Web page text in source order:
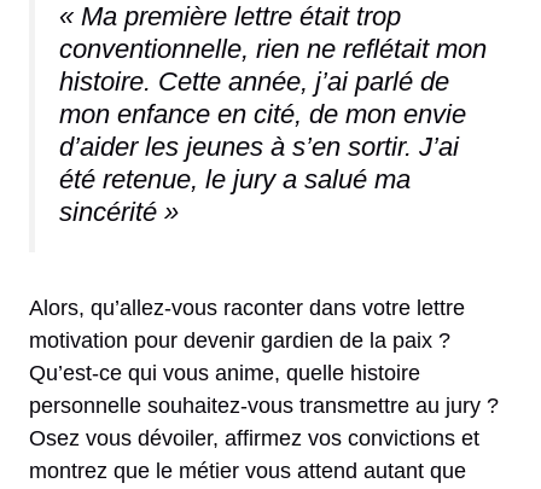
« Ma première lettre était trop
conventionnelle, rien ne reflétait mon
histoire. Cette année, j’ai parlé de
mon enfance en cité, de mon envie
d’aider les jeunes à s’en sortir. J’ai
été retenue, le jury a salué ma
sincérité »
Alors, qu’allez-vous raconter dans votre lettre
motivation pour devenir gardien de la paix ?
Qu’est-ce qui vous anime, quelle histoire
personnelle souhaitez-vous transmettre au jury ?
Osez vous dévoiler, affirmez vos convictions et
montrez que le métier vous attend autant que